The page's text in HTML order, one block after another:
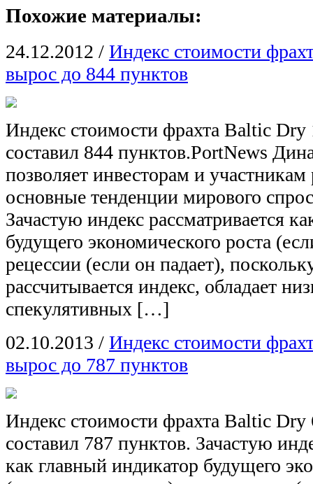
Похожие материалы:
24.12.2012 / Индекс стоимости
вырос до 844 пунктов
Индекс стоимости фрахта Baltic Dry
составил 844 пунктов.PortNews
позволяет инвесторам и
основные тенденции мирового
Зачастую индекс рассматривается
будущего экономического роста
рецессии (если он падает),
рассчитывается индекс, обладает
спекулятивных […]
02.10.2013 / Индекс стоимости
вырос до 787 пунктов
Индекс стоимости фрахта Baltic Dry
составил 787 пунктов. Зачастую
как главный индикатор будущего